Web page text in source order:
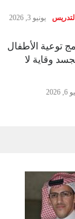
يونيو 3, 2026
توعية الأطفال
وقاية لا